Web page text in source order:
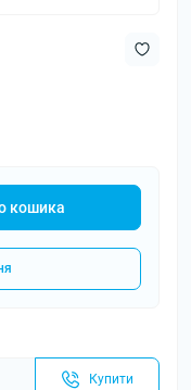
кошика
Купити